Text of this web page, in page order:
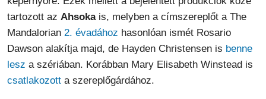
tartozott az Ahsokais, melyben a címszereplőt a The
Mandalorian 2. évadához hasonlóan ismét Rosario
Dawson alakítja majd, de Hayden Christensen is benne
lesz a szériában. Korábban Mary Elisabeth Winstead is
csatlakozott a szereplőgárdához.